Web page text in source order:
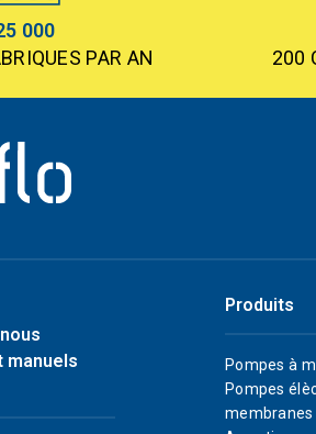
000
PAR AN
200
manuels
Produits
Pompes à
Pompes
membranes